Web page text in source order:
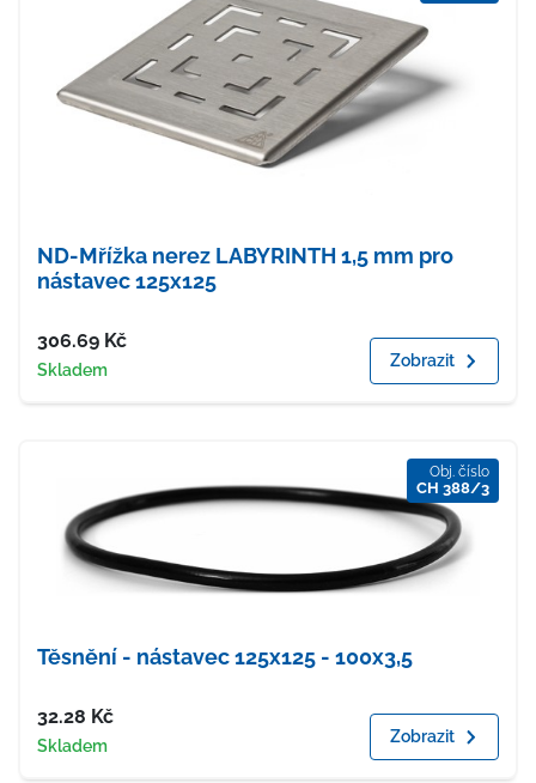
ND-Mřížka nerez LABYRINTH 1,5 mm pro
nástavec 125x125
Cena
306.69 Kč
Dostupnost
Skladem Zobrazit
Obj. číslo
CH 388/3
Těsnění - nástavec 125x125 - 100x3,5
Cena
32.28 Kč
Dostupnost
Skladem Zobrazit